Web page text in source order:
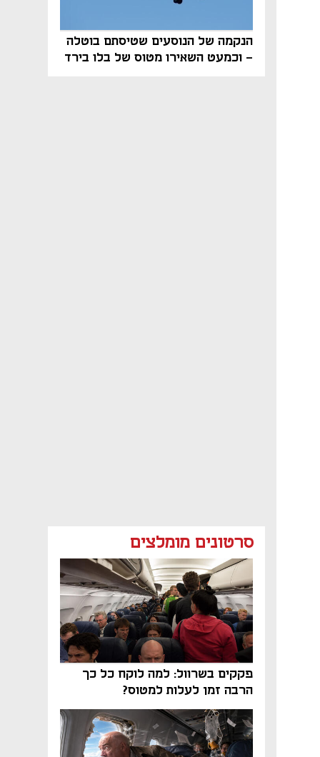
הנקמה של הנוסעים שטיסתם בוטלה
- וכמעט השאירו מטוס של בלו בירד
סרטונים מומלצים
פקקים בשרוול: למה לוקח כל כך
הרבה זמן לעלות למטוס?